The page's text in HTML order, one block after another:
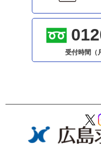
受付時間（